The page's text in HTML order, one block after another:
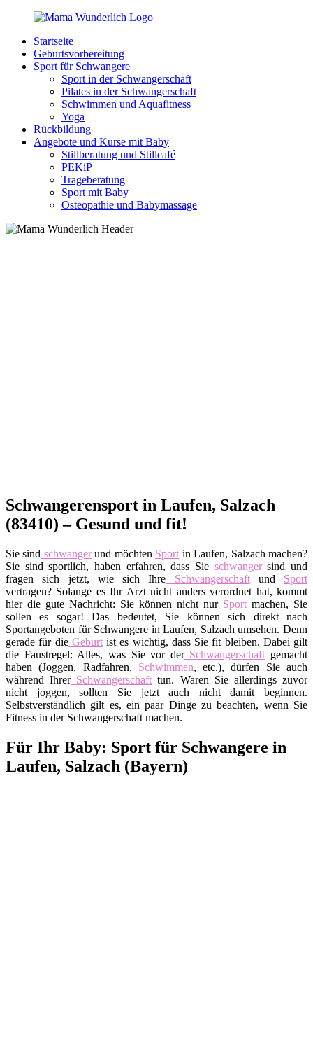
Zurück
Inhalt
MamaWunderlich.de
Mutti
sein
wunderbar!
Startseite
Geburtsvorbereitung
Sport für Schwangere
Sport in der Schwangerschaft
Pilates in der Schwangerschaft
Schwimmen und Aquafitness
Yoga
Rückbildung
Angebote und Kurse mit Baby
Stillberatung und Stillcafé
PEKiP
Trageberatung
Sport mit Baby
Osteopathie und Babymassage
Schwangerensport in Laufen, Salzach
(83410) – Gesund und fit!
Sie sind schwangerund möchten Sport in Laufen, Salzach machen?
Sie sind sportlich, haben erfahren, dass Sie schwangersind und
fragen sich jetzt, wie sich Ihre Schwangerschaftund Sport
vertragen? Solange es Ihr Arzt nicht anders verordnet hat, kommt
hier die gute Nachricht: Sie können nicht nur Sport machen, Sie
sollen es sogar! Das bedeutet, Sie können sich direkt nach
Sportangeboten für Schwangere in Laufen, Salzach umsehen. Denn
gerade für dieGeburtist es wichtig, dass Sie fit bleiben. Dabei gilt
die Faustregel: Alles, was Sie vor derSchwangerschaft gemacht
haben (Joggen, Radfahren, Schwimmen, etc.), dürfen Sie auch
während IhrerSchwangerschaft tun. Waren Sie allerdings zuvor
nicht joggen, sollten Sie jetzt auch nicht damit beginnen.
Selbstverständlich gilt es, ein paar Dinge zu beachten, wenn Sie
Fitness in der Schwangerschaft machen.
Für Ihr Baby: Sport für Schwangere in
Laufen, Salzach (Bayern)